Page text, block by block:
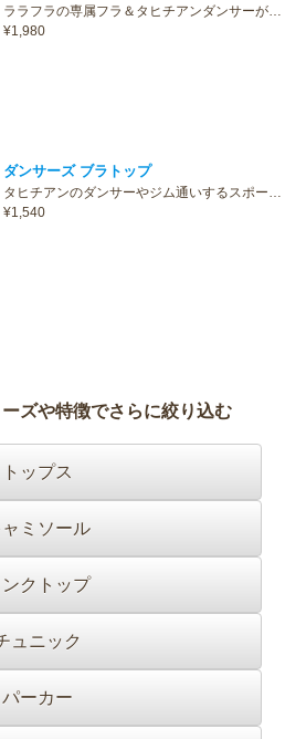
ララフラの専属フラ＆タヒチアンダンサーが…
¥1,980
ダンサーズ ブラトップ
タヒチアンのダンサーやジム通いするスポー…
¥1,540
ズや特徴でさらに絞り込む
トップス
ャミソール
ンクトップ
ュニック
パーカー